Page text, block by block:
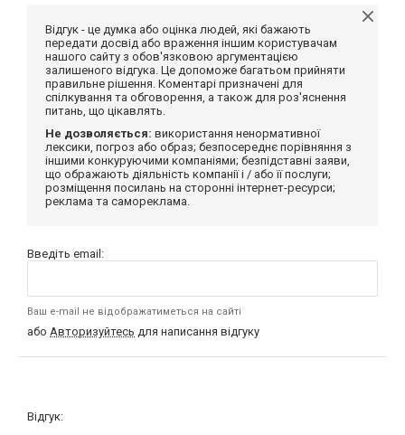
Відгук - це думка або оцінка людей, які бажають
передати досвід або враження іншим користувачам
нашого сайту з обов'язковою аргументацією
залишеного відгука. Це допоможе багатьом прийняти
правильне рішення. Коментарі призначені для
спілкування та обговорення, а також для роз'яснення
питань, що цікавлять.
Не дозволяється: використання ненормативної
лексики, погроз або образ; безпосереднє порівняння з
іншими конкуруючими компаніями; безпідставні заяви,
що ображають діяльність компанії і / або її послуги;
розміщення посилань на сторонні інтернет-ресурси;
реклама та самореклама.
Введіть email:
Ваш e-mail не відображатиметься на сайті
або Авторизуйтесь для написання відгуку
Відгук: